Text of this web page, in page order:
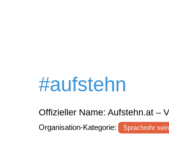
#aufstehn
Offizieller Name:Aufstehn.at –
Organisation-Kategorie: Sprachrohr